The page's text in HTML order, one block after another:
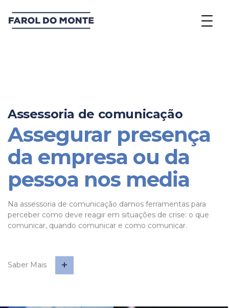
Assessoria de comunicação
Assegurar presença
da empresa ou da
pessoa nos media
Na assessoria de comunicação damos ferramentas para
perceber como deve reagir em situações de crise: o que
comunicar, quando comunicar e como comunicar.
Saber Mais